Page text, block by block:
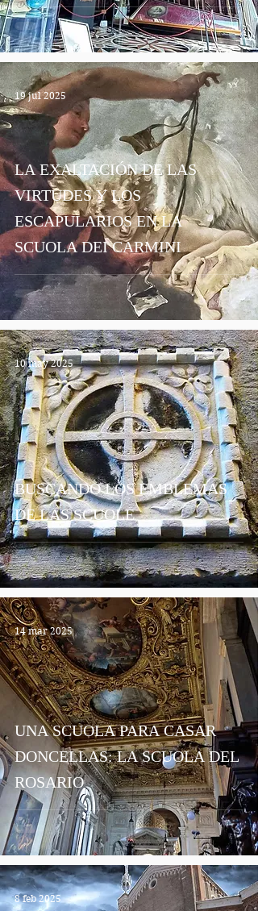
LA EXALTACIÓN DE LAS
VIRTUDES Y LOS
ESCAPULARIOS EN LA
SCUOLA DEI CARMINI
19 jul 2025
BUSCANDO LOS EMBLEMAS
DE LAS SCUOLE
10 may 2025
UNA SCUOLA PARA CASAR
DONCELLAS: LA SCUOLA DEL
ROSARIO
14 mar 2025
8 feb 2025